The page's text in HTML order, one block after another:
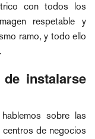
con todos los
respetable y
ramo, y todo ello
instalarse
sobre las
centros de negocios